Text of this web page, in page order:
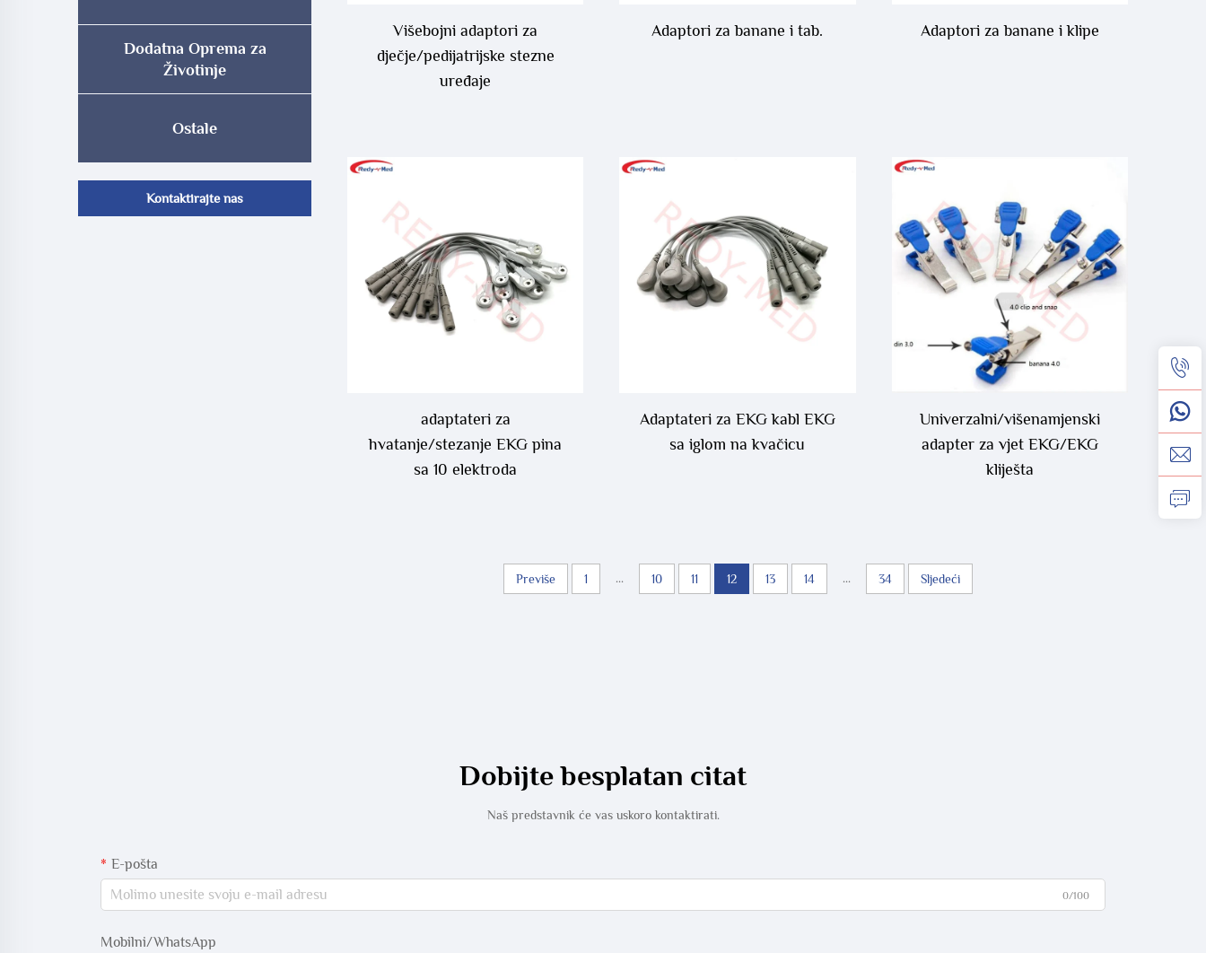
Dodatna Oprema za
Životinje
Ostale
Kontaktirajte nas
Višebojni adaptori za
dječje/pedijatrijske stezne
uređaje
Adaptori za banane i tab. Adaptori za banane i klipe
adaptateri za
hvatanje/stezanje EKG pina
sa 10 elektroda
Adaptateri za EKG kabl EKG
sa iglom na kvačicu
Univerzalni/višenamjenski
adapter za vjet EKG/EKG
kliješta
Previše 1 ... 10 11 12 13 14 ... 34 Sljedeći
Dobijte besplatan citat
Naš predstavnik će vas uskoro kontaktirati.
E-pošta
0/100
Mobilni/WhatsApp